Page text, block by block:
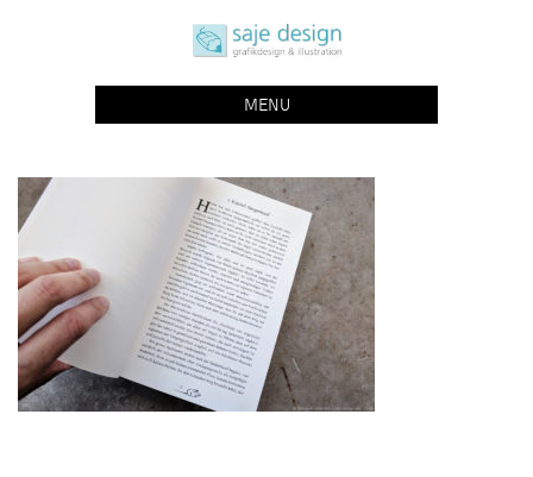
saje design bonn
grafikdesign | buchgestaltung | illustration
MENU